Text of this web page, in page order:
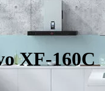
XF-160C